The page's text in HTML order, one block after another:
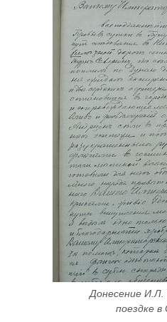
Донесение
поездке